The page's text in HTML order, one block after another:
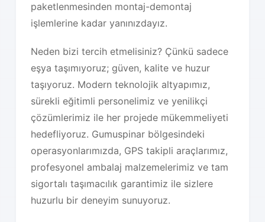
paketlenmesinden montaj-demontaj
işlemlerine kadar yanınızdayız.
Neden bizi tercih etmelisiniz? Çünkü sadece
eşya taşımıyoruz; güven, kalite ve huzur
taşıyoruz. Modern teknolojik altyapımız,
sürekli eğitimli personelimiz ve yenilikçi
çözümlerimiz ile her projede mükemmeliyeti
hedefliyoruz. Gumuspinar bölgesindeki
operasyonlarımızda, GPS takipli araçlarımız,
profesyonel ambalaj malzemelerimiz ve tam
sigortalı taşımacılık garantimiz ile sizlere
huzurlu bir deneyim sunuyoruz.